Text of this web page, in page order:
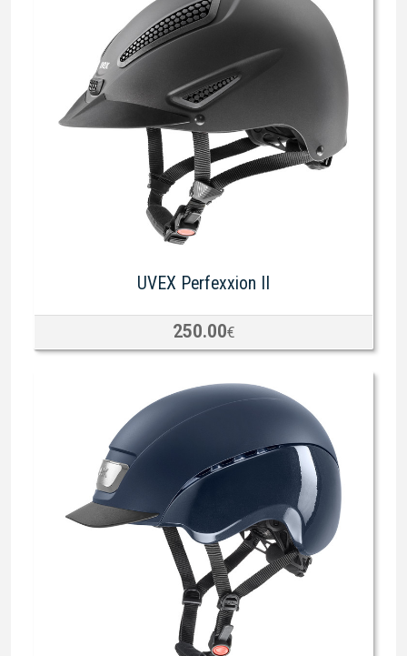
UVEX Perfexxion II
250.00€